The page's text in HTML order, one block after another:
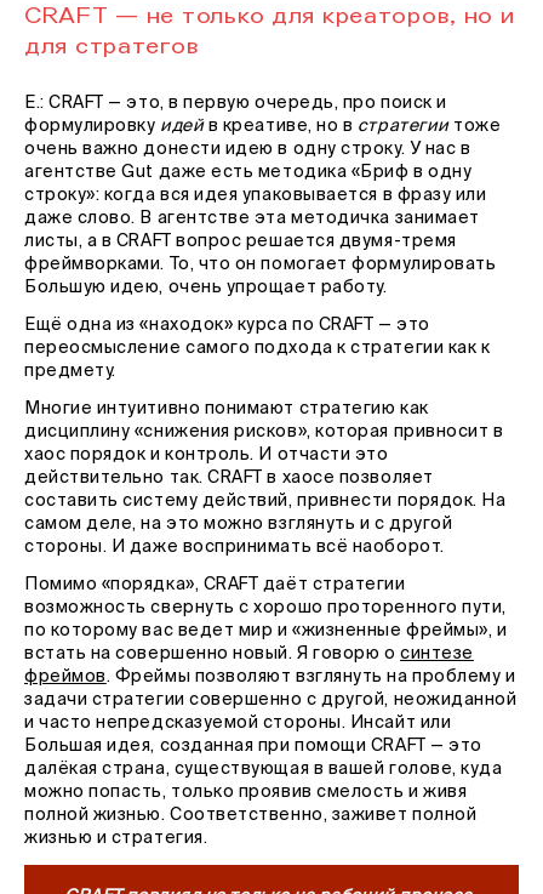
CRAFT — не только для креаторов, но и
для стратегов
Е.: CRAFT — это, в первую очередь, про поиск и
формулировку идей в креативе, но в стратегии тоже
очень важно донести идею в одну строку. У нас в
агентстве Gut даже есть методика «Бриф в одну
строку»: когда вся идея упаковывается в фразу или
даже слово. В агентстве эта методичка занимает
листы, а в CRAFT вопрос решается двумя-тремя
фреймворками. То, что он помогает формулировать
Большую идею, очень упрощает работу.
Ещё одна из «находок» курса по CRAFT — это
переосмысление самого подхода к стратегии как к
предмету.
Многие интуитивно понимают стратегию как
дисциплину «снижения рисков», которая привносит в
хаос порядок и контроль. И отчасти это
действительно так. CRAFT в хаосе позволяет
составить систему действий, привнести порядок. На
самом деле, на это можно взглянуть и с другой
стороны. И даже воспринимать всё наоборот.
Помимо «порядка», CRAFT даёт стратегии
возможность свернуть с хорошо проторенного пути,
по которому вас ведет мир и «жизненные фреймы», и
встать на совершенно новый. Я говорю осинтезе
фреймов . Фреймы позволяют взглянуть на проблему и
задачи стратегии совершенно с другой, неожиданной
и часто непредсказуемой стороны. Инсайт или
Большая идея, созданная при помощи CRAFT — это
далёкая страна, существующая в вашей голове, куда
можно попасть, только проявив смелость и живя
полной жизнью. Соответственно, заживет полной
жизнью и стратегия.